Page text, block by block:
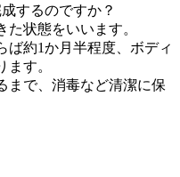
するのですか？
状態をいいます。
ば約1か月半程度、ボディ
ます。
まで、消毒など清潔に保